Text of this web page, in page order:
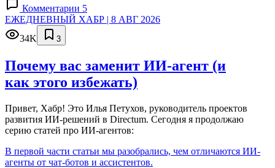
Комментарии 5
ЕЖЕДНЕВНЫЙ ХАБР | 8 АВГ 2026
34K
3
Почему вас заменит ИИ‑агент (и
как этого избежать)
Привет, Хабр! Это Илья Петухов, руководитель проектов
развития ИИ-решений в Directum. Сегодня я продолжаю
серию статей про ИИ-агентов:
В первой части статьи мы разобрались, чем отличаются ИИ-
агенты от чат-ботов и ассистентов.